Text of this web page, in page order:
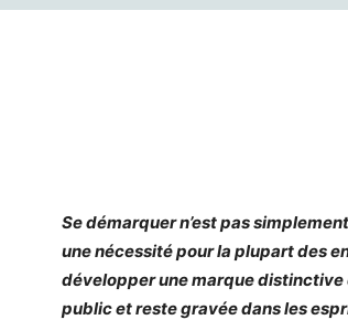
Se démarquer n’est pas
une nécessité pour la plupart des
développer une marque distinctive
public et reste gravée dans les